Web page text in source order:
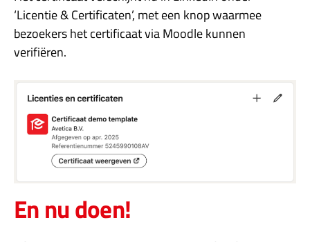
‘Licentie & Certificaten’, met een knop waarmee
bezoekers het certificaat via Moodle kunnen
verifiëren.
En nu doen!